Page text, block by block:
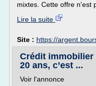
mixtes. Cette offre n'est
Lire la suite
Site : https://
Crédit immobilier
20 ans, c’est ...
Voir l'annonce